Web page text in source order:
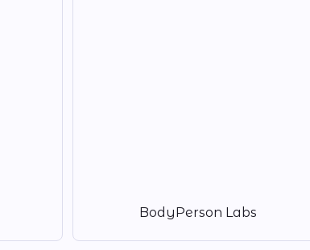
BodyPerson Labs